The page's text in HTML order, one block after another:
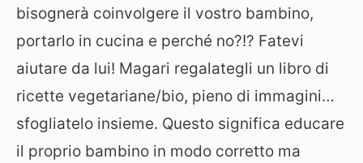
bisognerà coinvolgere il vostro bambino,
portarlo in cucina e perché no?!? Fatevi
aiutare da lui! Magari regalategli un libro di
ricette vegetariane/bio, pieno di immagini…
sfogliatelo insieme. Questo significa educare
il proprio bambino in modo corretto ma